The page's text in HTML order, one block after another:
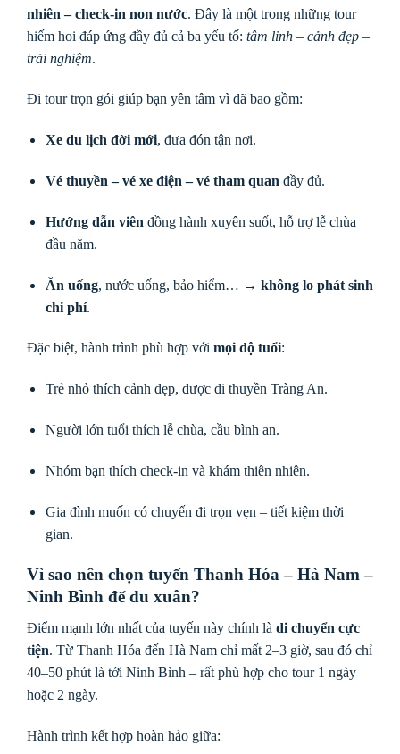
nhiên – check-in non nước. Đây là một trong những tour
hiếm hoi đáp ứng đầy đủ cả ba yếu tố: tâm linh – cảnh đẹp –
trải nghiệm.
Đi tour trọn gói giúp bạn yên tâm vì đã bao gồm:
Xe du lịch đời mới, đưa đón tận nơi.
Vé thuyền – vé xe điện – vé tham quan đầy đủ.
Hướng dẫn viên đồng hành xuyên suốt, hỗ trợ lễ chùa
đầu năm.
Ăn uống, nước uống, bảo hiểm… → không lo phát sinh
chi phí.
Đặc biệt, hành trình phù hợp với mọi độ tuổi:
Trẻ nhỏ thích cảnh đẹp, được đi thuyền Tràng An.
Người lớn tuổi thích lễ chùa, cầu bình an.
Nhóm bạn thích check-in và khám thiên nhiên.
Gia đình muốn có chuyến đi trọn vẹn – tiết kiệm thời
gian.
Vì sao nên chọn tuyến Thanh Hóa – Hà Nam –
Ninh Bình để du xuân?
Điểm mạnh lớn nhất của tuyến này chính là di chuyển cực
tiện. Từ Thanh Hóa đến Hà Nam chỉ mất 2–3 giờ, sau đó chỉ
40–50 phút là tới Ninh Bình – rất phù hợp cho tour 1 ngày
hoặc 2 ngày.
Hành trình kết hợp hoàn hảo giữa: